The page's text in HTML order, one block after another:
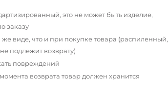
это не может быть изделие,
заказу
виде, что и при покупке товара (распиленный,
подлежит возврату)
повреждений
возврата товар должен хранится